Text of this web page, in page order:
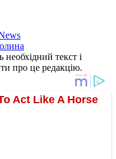
текст і
про це редакцію.